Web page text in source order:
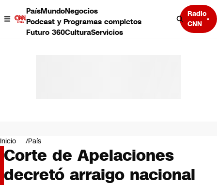
PaísMundoNegocios
Podcast y Programas completos
Futuro 360CulturaServicios
Radio
CNN
Negocios
Deportes
Programas completos
Cultura
Servicios
Inicio País
Corte de Apelaciones
decretó arraigo nacional